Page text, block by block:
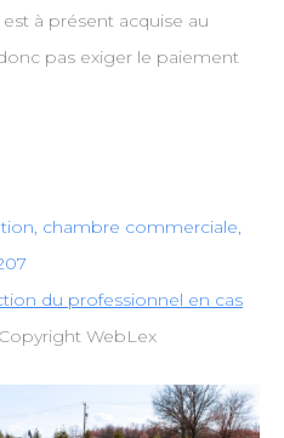
à présent acquise au
pas exiger le paiement
chambre commerciale,
du professionnel en cas
WebLex